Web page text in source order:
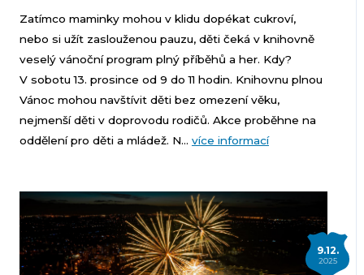
Zatímco maminky mohou v klidu dopékat cukroví,
nebo si užít zaslouženou pauzu, děti čeká v knihovně
veselý vánoční program plný příběhů a her. Kdy?
V sobotu 13. prosince od 9 do 11 hodin. Knihovnu plnou
Vánoc mohou navštívit děti bez omezení věku,
nejmenší děti v doprovodu rodičů. Akce proběhne na
oddělení pro děti a mládež. N... více informací
9.12.
2025